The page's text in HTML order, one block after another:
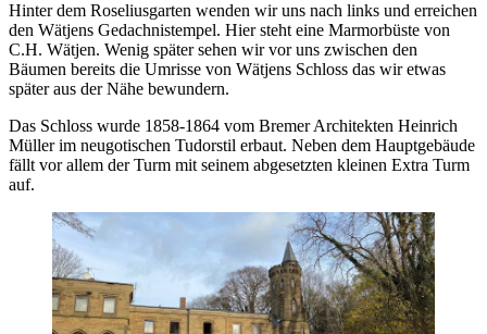
Hinter dem Roseliusgarten wenden wir uns nach links und erreichen
den Wätjens Gedachnistempel. Hier steht eine Marmorbüste von
C.H. Wätjen. Wenig später sehen wir vor uns zwischen den
Bäumen bereits die Umrisse von Wätjens Schloss das wir etwas
später aus der Nähe bewundern.
Das Schloss wurde 1858-1864 vom Bremer Architekten Heinrich
Müller im neugotischen Tudorstil erbaut. Neben dem Hauptgebäude
fällt vor allem der Turm mit seinem abgesetzten kleinen Extra Turm
auf.